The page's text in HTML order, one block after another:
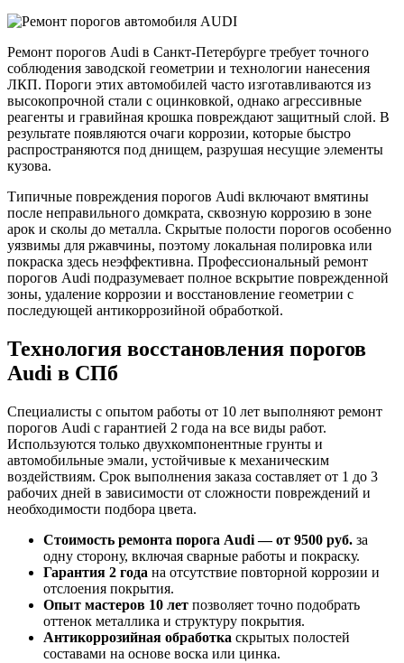
Ремонт порогов Audi в Санкт-Петербурге требует точного
соблюдения заводской геометрии и технологии нанесения
ЛКП. Пороги этих автомобилей часто изготавливаются из
высокопрочной стали с оцинковкой, однако агрессивные
реагенты и гравийная крошка повреждают защитный слой. В
результате появляются очаги коррозии, которые быстро
распространяются под днищем, разрушая несущие элементы
кузова.
Типичные повреждения порогов Audi включают вмятины
после неправильного домкрата, сквозную коррозию в зоне
арок и сколы до металла. Скрытые полости порогов особенно
уязвимы для ржавчины, поэтому локальная полировка или
покраска здесь неэффективна. Профессиональный ремонт
порогов Audi подразумевает полное вскрытие поврежденной
зоны, удаление коррозии и восстановление геометрии с
последующей антикоррозийной обработкой.
Технология восстановления порогов
Audi в СПб
Специалисты с опытом работы от 10 лет выполняют ремонт
порогов Audi с гарантией 2 года на все виды работ.
Используются только двухкомпонентные грунты и
автомобильные эмали, устойчивые к механическим
воздействиям. Срок выполнения заказа составляет от 1 до 3
рабочих дней в зависимости от сложности повреждений и
необходимости подбора цвета.
Стоимость ремонта порога Audi — от 9500 руб. за
одну сторону, включая сварные работы и покраску.
Гарантия 2 года на отсутствие повторной коррозии и
отслоения покрытия.
Опыт мастеров 10 лет позволяет точно подобрать
оттенок металлика и структуру покрытия.
Антикоррозийная обработка скрытых полостей
составами на основе воска или цинка.